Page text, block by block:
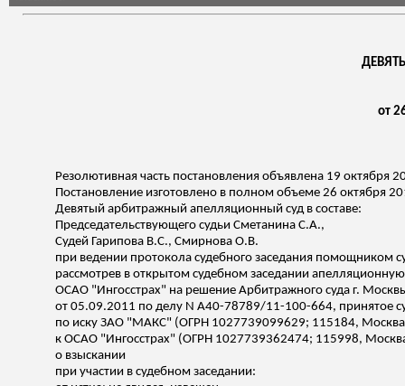
от
Резолютивная часть постановления объявлена 19 октября
Постановление изготовлено в полном объеме 26 октября
Девятый арбитражный апелляционный суд в составе:
Председательствующего судьи Сметанина С.А.,
Судей Гарипова В.С., Смирнова О.В.
при ведении протокола судебного заседания помощником
рассмотрев в открытом судебном заседании
ОСАО "Ингосстрах" на решение Арбитражного суда г.
от 05.09.2011 по делу N А40-78789/11-100-664, принятое
по иску ЗАО "МАКС" (ОГРН 1027739099629; 115184,
к ОСАО "Ингосстрах" (ОГРН 1027739362474; 115998,
о взыскании
при участии в судебном заседании: